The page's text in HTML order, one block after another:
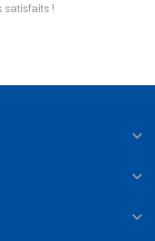
satisfaits !


